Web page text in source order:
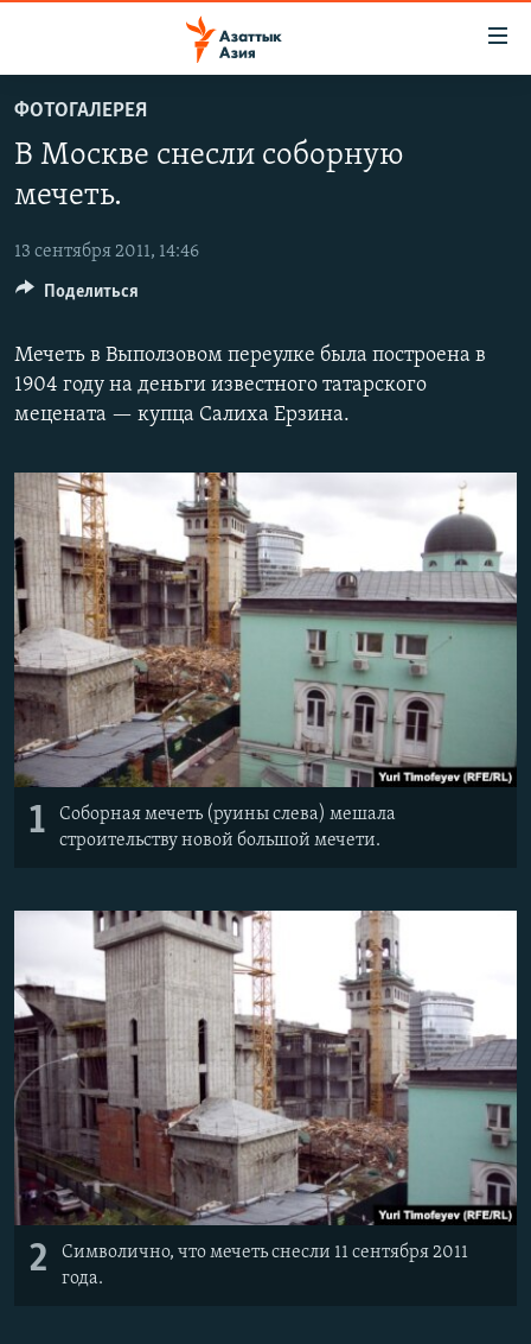
основному
содержанию
навигации
поиску
КАЗАХСТАН
УЗБЕКИСТАН
ТАДЖИКИСТАН
НОВОСТИ
ВОЙНА В УКРАИНЕ
НА ДРУГИХ ЯЗЫКАХ
ҚАЗАҚША
ЎЗБЕКЧА
ТОҶИКӢ
TÜRKMENÇE
Все сайты РСЕ/РС
ФОТОГАЛЕРЕЯ
В Москве снесли соборную
мечеть.
13 сентября 2011, 14:46
Мечеть в Выползовом переулке была построена в
1904 году на деньги известного татарского
мецената — купца Салиха Ерзина.
1
Соборная мечеть (руины слева) мешала
строительству новой большой мечети.
2
Символично, что мечеть снесли 11 сентября 2011
года.
Поделиться